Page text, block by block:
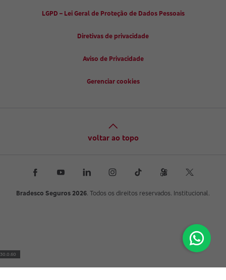
LGPD – Lei Geral de Proteção de Dados Pessoais
Diretivas de privacidade
Aviso de Privacidade
Gerenciar cookies
voltar ao topo
Bradesco Seguros 2026. Todos os direitos reservados. Institucional.
30.0.60